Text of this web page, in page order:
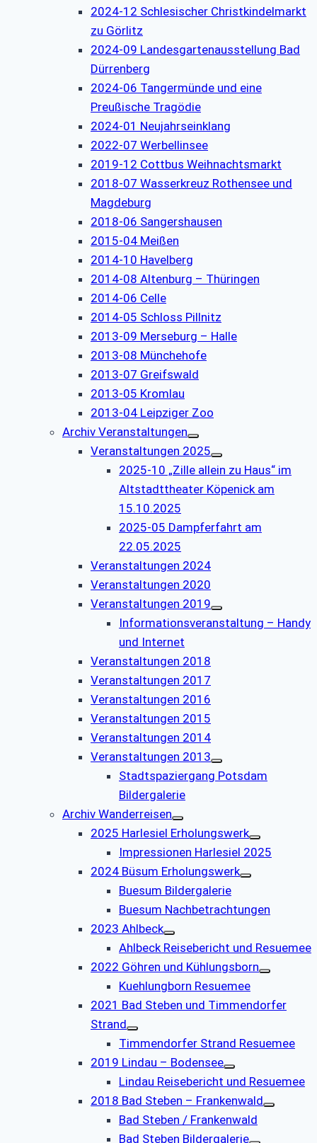
2024-12 Schlesischer Christkindelmarkt
zu Görlitz
2024-09 Landesgartenausstellung Bad
Dürrenberg
2024-06 Tangermünde und eine
Preußische Tragödie
2024-01 Neujahrseinklang
2022-07 Werbellinsee
2019-12 Cottbus Weihnachtsmarkt
2018-07 Wasserkreuz Rothensee und
Magdeburg
2018-06 Sangershausen
2015-04 Meißen
2014-10 Havelberg
2014-08 Altenburg – Thüringen
2014-06 Celle
2014-05 Schloss Pillnitz
2013-09 Merseburg – Halle
2013-08 Münchehofe
2013-07 Greifswald
2013-05 Kromlau
2013-04 Leipziger Zoo
Archiv Veranstaltungen
Veranstaltungen 2025
2025-10 „Zille allein zu Haus“ im
Altstadttheater Köpenick am
15.10.2025
2025-05 Dampferfahrt am
22.05.2025
Veranstaltungen 2024
Veranstaltungen 2020
Veranstaltungen 2019
Informationsveranstaltung – Handy
und Internet
Veranstaltungen 2018
Veranstaltungen 2017
Veranstaltungen 2016
Veranstaltungen 2015
Veranstaltungen 2014
Veranstaltungen 2013
Stadtspaziergang Potsdam
Bildergalerie
Archiv Wanderreisen
2025 Harlesiel Erholungswerk
Impressionen Harlesiel 2025
2024 Büsum Erholungswerk
Buesum Bildergalerie
Buesum Nachbetrachtungen
2023 Ahlbeck
Ahlbeck Reisebericht und Resuemee
2022 Göhren und Kühlungsborn
Kuehlungborn Resuemee
2021 Bad Steben und Timmendorfer
Strand
Timmendorfer Strand Resuemee
2019 Lindau – Bodensee
Lindau Reisebericht und Resuemee
2018 Bad Steben – Frankenwald
Bad Steben / Frankenwald
Bad Steben Bildergalerie